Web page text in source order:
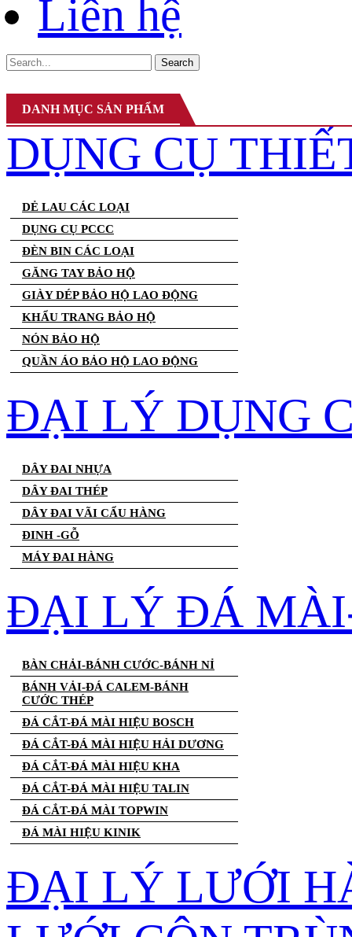
Liên hệ
Search
DANH MỤC SẢN PHẨM
DỤNG CỤ
DẺ LAU CÁC LOẠI
DỤNG CỤ PCCC
ĐÈN BIN CÁC LOẠI
GĂNG TAY BẢO HỘ
GIÀY DÉP BẢO HỘ LAO ĐỘNG
KHẨU TRANG BẢO HỘ
NÓN BẢO HỘ
QUẦN ÁO BẢO HỘ LAO ĐỘNG
ĐẠI LÝ DỤNG
DÂY ĐAI NHỰA
DÂY ĐAI THÉP
DÂY ĐAI VÃI CẨU HÀNG
ĐINH -GỖ
MÁY ĐAI HÀNG
ĐẠI LÝ ĐÁ
BÀN CHẢI-BÁNH CƯỚC-BÁNH NỈ
BÁNH VẢI-ĐÁ CALEM-BÁNH
CƯỚC THÉP
ĐÁ CẮT-ĐÁ MÀI HIỆU BOSCH
ĐÁ CẮT-ĐÁ MÀI HIỆU HẢI DƯƠNG
ĐÁ CẮT-ĐÁ MÀI HIỆU KHA
ĐÁ CẮT-ĐÁ MÀI HIỆU TALIN
ĐÁ CẮT-ĐÁ MÀI TOPWIN
ĐÁ MÀI HIỆU KINIK
ĐẠI LÝ LƯỚI